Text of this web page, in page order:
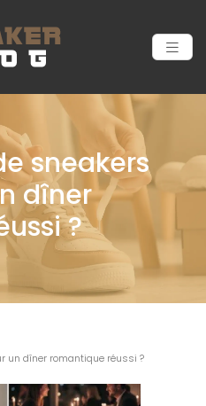
sneakers
dîner
?
un dîner romantique réussi ?